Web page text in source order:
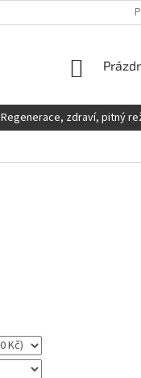
REKLAMACE,
Regenerace, zdraví, pitný